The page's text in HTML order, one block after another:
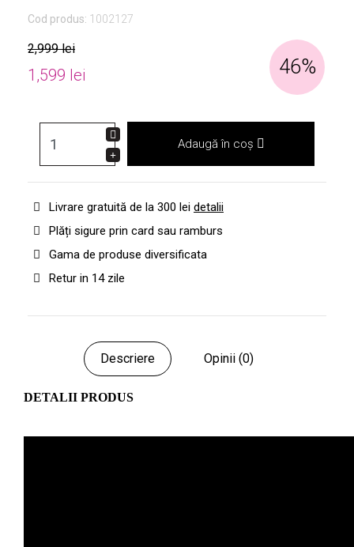
Cod produs: 1002127
2,999 lei
1,599 lei 46%
Adaugă în coș
Livrare gratuită de la 300 lei detalii
Plăți sigure prin card sau ramburs
Gama de produse diversificata
Retur in 14 zile
Descriere Opinii (0)
DETALII PRODUS